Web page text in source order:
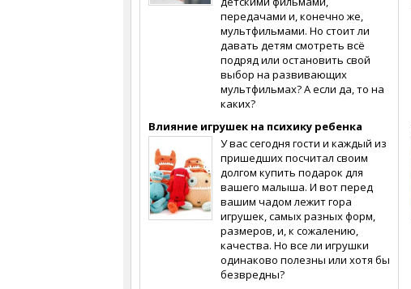
передачами и, конечно же,
мультфильмами. Но стоит ли
давать детям смотреть всё
подряд или остановить свой
выбор на развивающих
мультфильмах? А если да, то на
каких?
Влияние игрушек на психику ребенка
У вас сегодня гости и каждый из
пришедших посчитал своим
долгом купить подарок для
вашего малыша. И вот перед
вашим чадом лежит гора
игрушек, самых разных форм,
размеров, и, к сожалению,
качества. Но все ли игрушки
одинаково полезны или хотя бы
безвредны?